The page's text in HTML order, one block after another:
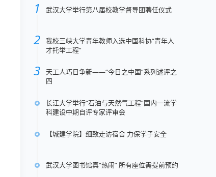
武汉大学举行第八届校教学督导团聘任仪式
我校三峡大学青年教师入选中国科协“青年人
才托举工程”
天工人巧日争新——“今日之中国”系列述评之
四
长江大学举行“石油与天然气工程”国内一流学
科建设中期自评专家评审会
【城建学院】细致走访宿舍 力保学子安全
武汉大学图书馆真“热闹” 所有座位需提前预约